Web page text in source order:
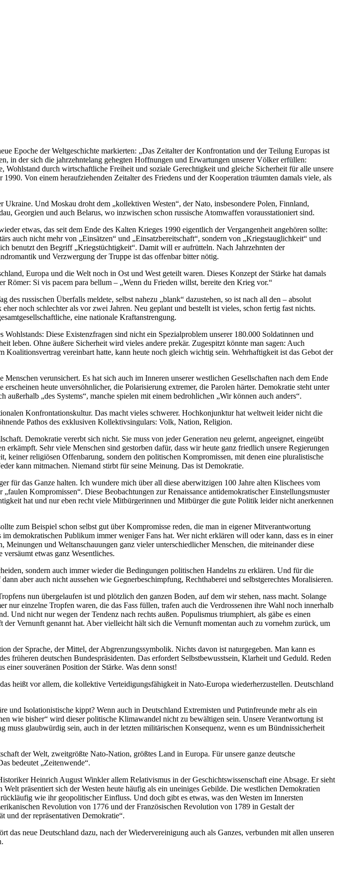
Epoche der Weltgeschichte markierten: „Das Zeitalter der Konfrontation und der Teilung Europas ist
der sich die jahrzehntelang gehegten Hoffnungen und Erwartungen unserer Völker erfüllen:
durch wirtschaftliche Freiheit und soziale Gerechtigkeit und gleiche Sicherheit für alle unsere
Von einem heraufziehenden Zeitalter des Friedens und der Kooperation träumten damals viele, als
Und Moskau droht dem „kollektiven Westen“, der Nato, insbesondere Polen, Finnland,
Georgien und auch Belarus, wo inzwischen schon russische Atomwaffen vorausstationiert sind.
etwas, das seit dem Ende des Kalten Krieges 1990 eigentlich der Vergangenheit angehören sollte:
auch nicht mehr von „Einsätzen“ und „Einsatzbereitschaft“, sondern von „Kriegstauglichkeit“ und
benutzt den Begriff „Kriegstüchtigkeit“. Damit will er aufrütteln. Nach Jahrzehnten der
und Verzwergung der Truppe ist das offenbar bitter nötig.
Europa und die Welt noch in Ost und West geteilt waren. Dieses Konzept der Stärke hat damals
Si vis pacem para bellum – „Wenn du Frieden willst, bereite den Krieg vor.“
russischen Überfalls meldete, selbst nahezu „blank“ dazustehen, so ist nach all den – absolut
noch schlechter als vor zwei Jahren. Neu geplant und bestellt ist vieles, schon fertig fast nichts.
eine nationale Kraftanstrengung.
Diese Existenzfragen sind nicht ein Spezialproblem unserer 180.000 Soldatinnen und
leben. Ohne äußere Sicherheit wird vieles andere prekär. Zugespitzt könnte man sagen: Auch
vereinbart hatte, kann heute noch gleich wichtig sein. Wehrhaftigkeit ist das Gebot der
verunsichert. Es hat sich auch im Inneren unserer westlichen Gesellschaften nach dem Ende
heute unversöhnlicher, die Polarisierung extremer, die Parolen härter. Demokratie steht unter
„des Systems“, manche spielen mit einem bedrohlichen „Wir können auch anders“.
Konfrontationskultur. Das macht vieles schwerer. Hochkonjunktur hat weltweit leider nicht die
Pathos des exklusiven Kollektivsingulars: Volk, Nation, Religion.
Demokratie vererbt sich nicht. Sie muss von jeder Generation neu gelernt, angeeignet, eingeübt
Sehr viele Menschen sind gestorben dafür, dass wir heute ganz friedlich unsere Regierungen
religiösen Offenbarung, sondern den politischen Kompromissen, mit denen eine pluralistische
kann mitmachen. Niemand stirbt für seine Meinung. Das ist Demokratie.
für das Ganze halten. Ich wundere mich über all diese aberwitzigen 100 Jahre alten Klischees vom
Kompromissen“. Diese Beobachtungen zur Renaissance antidemokratischer Einstellungsmuster
hat und nur eben recht viele Mitbürgerinnen und Mitbürger die gute Politik leider nicht anerkennen
zum Beispiel schon selbst gut über Kompromisse reden, die man in eigener Mitverantwortung
demokratischen Publikum immer weniger Fans hat. Wer nicht erklären will oder kann, dass es in einer
und Weltanschauungen ganz vieler unterschiedlicher Menschen, die miteinander diese
etwas ganz Wesentliches.
sondern auch immer wieder die Bedingungen politischen Handelns zu erklären. Und für die
aber auch nicht aussehen wie Gegnerbeschimpfung, Rechthaberei und selbstgerechtes Moralisieren.
nun übergelaufen ist und plötzlich den ganzen Boden, auf dem wir stehen, nass macht. Solange
einzelne Tropfen waren, die das Fass füllen, trafen auch die Verdrossenen ihre Wahl noch innerhalb
Und nicht nur wegen der Tendenz nach rechts außen. Populismus triumphiert, als gäbe es einen
Vernunft genannt hat. Aber vielleicht hält sich die Vernunft momentan auch zu vornehm zurück, um
der Sprache, der Mittel, der Abgrenzungssymbolik. Nichts davon ist naturgegeben. Man kann es
früheren deutschen Bundespräsidenten. Das erfordert Selbstbewusstsein, Klarheit und Geduld. Reden
souveränen Position der Stärke. Was denn sonst!
heißt vor allem, die kollektive Verteidigungsfähigkeit in Nato-Europa wiederherzustellen. Deutschland
Isolationistische kippt? Wenn auch in Deutschland Extremisten und Putinfreunde mehr als ein
wie bisher“ wird dieser politische Klimawandel nicht zu bewältigen sein. Unsere Verantwortung ist
glaubwürdig sein, auch in der letzten militärischen Konsequenz, wenn es um Bündnissicherheit
der Welt, zweitgrößte Nato-Nation, größtes Land in Europa. Für unsere ganze deutsche
bedeutet „Zeitenwende“.
Heinrich August Winkler allem Relativismus in der Geschichtswissenschaft eine Absage. Er sieht
präsentiert sich der Westen heute häufig als ein uneiniges Gebilde. Die westlichen Demokratien
wie ihr geopolitischer Einfluss. Und doch gibt es etwas, was den Westen im Innersten
Revolution von 1776 und der Französischen Revolution von 1789 in Gestalt der
und der repräsentativen Demokratie“.
neue Deutschland dazu, nach der Wiedervereinigung auch als Ganzes, verbunden mit allen unseren